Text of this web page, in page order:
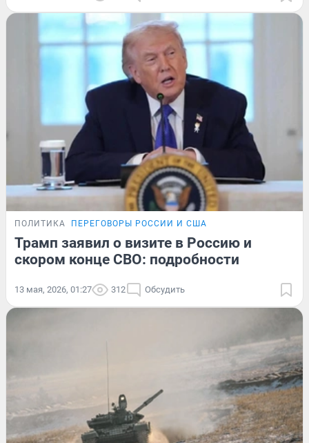
ПОЛИТИКА ПЕРЕГОВОРЫ РОССИИ И США
Трамп заявил о визите в Россию и
скором конце СВО: подробности
13 мая, 2026, 01:27 312 Обсудить